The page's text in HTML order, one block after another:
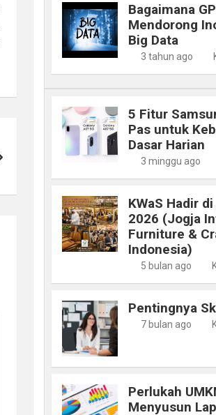
Bagaimana
Mendorong
Big Data
3 tahun ago
5 Fitur
Pas untuk
Dasar Harian
3 minggu ago
KWaS Hadir
2026 (Jogja
Furniture &
Indonesia)
5 bulan ago
Pentingnya
7 bulan ago
Perlukah
Menyusun